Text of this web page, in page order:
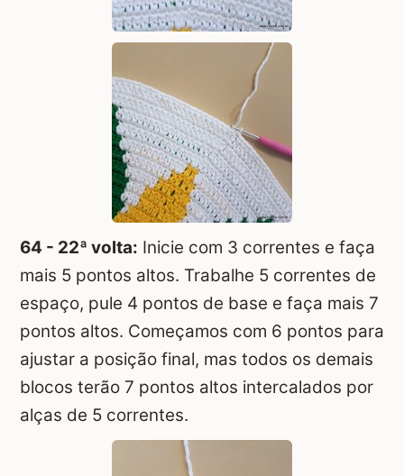
64 - 22ª volta: Inicie com 3 correntes e faça
mais 5 pontos altos. Trabalhe 5 correntes de
espaço, pule 4 pontos de base e faça mais 7
pontos altos. Começamos com 6 pontos para
ajustar a posição final, mas todos os demais
blocos terão 7 pontos altos intercalados por
alças de 5 correntes.